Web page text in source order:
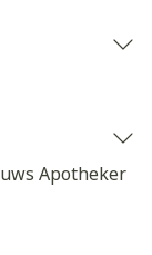
Apotheker